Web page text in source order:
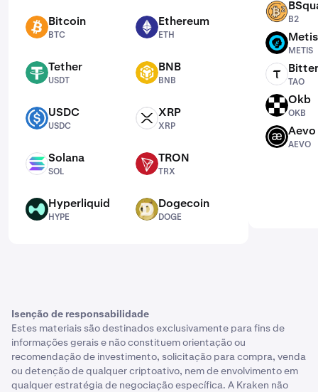
BTC Bitcoin
BTC
ETH Ethereum
ETH
USDT Tether
USDT
BNB BNB
BNB
USDC USDC
USDC
XRP XRP
XRP
SOL Solana
SOL
TRX TRON
TRX
HYPE Hyperliquid
HYPE
DOGE Dogecoin
DOGE
B2
B2
METIS Metis
METIS
TAO
TAO
Okb
OKB
AEVO Aevo
AEVO
Isenção de responsabilidade
Estes materiais são destinados exclusivamente para fins de
informações gerais e não constituem orientação ou
recomendação de investimento, solicitação para compra, venda
ou detenção de qualquer criptoativo, nem de envolvimento em
qualquer estratégia de negociação específica. A Kraken não